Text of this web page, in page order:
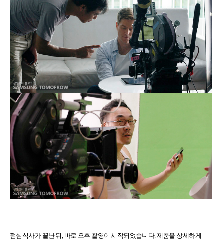
점심식사가 끝난 뒤, 바로 오후 촬영이 시작되었습니다.제품을 상세하게